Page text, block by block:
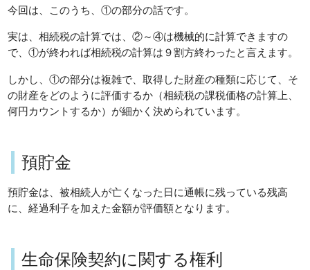
今回は、このうち、①の部分の話です。
実は、相続税の計算では、②～④は機械的に計算できますの
で、①が終われば相続税の計算は９割方終わったと言えます。
しかし、①の部分は複雑で、取得した財産の種類に応じて、そ
の財産をどのように評価するか（相続税の課税価格の計算上、
何円カウントするか）が細かく決められています。
預貯金
預貯金は、被相続人が亡くなった日に通帳に残っている残高
に、経過利子を加えた金額が評価額となります。
生命保険契約に関する権利